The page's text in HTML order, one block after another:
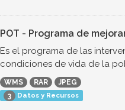
POT - Programa de
Es el programa de las
condiciones de vida de la
WMS RAR
JPEG
3
Datos y Recursos